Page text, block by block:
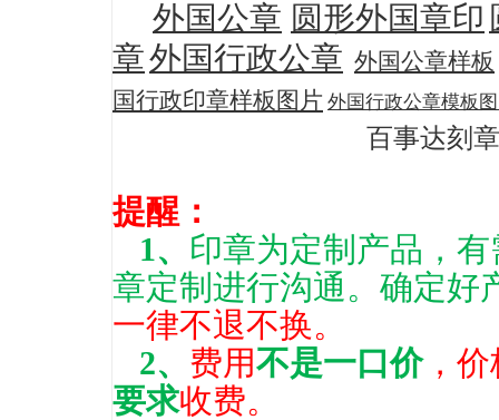
外国公章 圆形外国章印
章外国行政公章 外国公章样板
国行政印章样板图片 外国行政公章模板
百事达刻
提醒：
1、 印章为定制产品，
章定制进行沟通。确定好
一律不退不换。
2、 费用不是一口价，价
要求收费。